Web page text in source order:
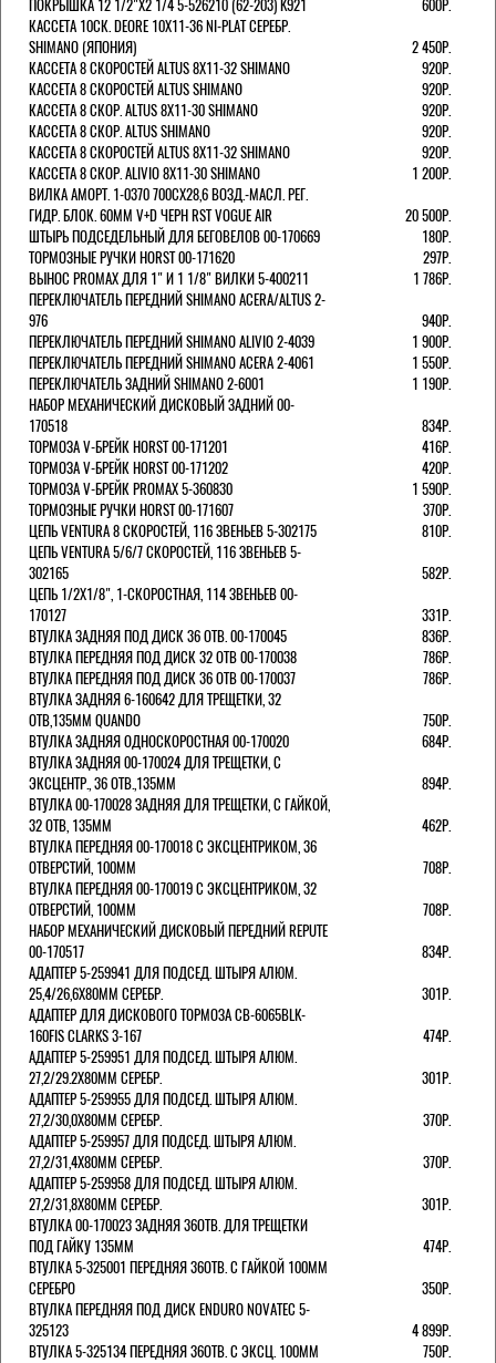
ПОКРЫШКА 12 1/2"Х2 1/4 5-526210 (62-203) K921
600Р.
КАССЕТА 10СК. DEORE 10Х11-36 NI-PLAT СЕРЕБР.
SHIMANO (ЯПОНИЯ)
2 450Р.
КАССЕТА 8 СКОРОСТЕЙ ALTUS 8Х11-32 SHIMANO
920Р.
КАССЕТА 8 СКОРОСТЕЙ ALTUS SHIMANO
920Р.
КАССЕТА 8 СКОР. ALTUS 8Х11-30 SHIMANO
920Р.
КАССЕТА 8 СКОР. ALTUS SHIMANO
920Р.
КАССЕТА 8 СКОРОСТЕЙ ALTUS 8Х11-32 SHIMANO
920Р.
КАССЕТА 8 СКОР. ALIVIO 8Х11-30 SHIMANO
1 200Р.
ВИЛКА АМОРТ. 1-0370 700СХ28,6 ВОЗД.-МАСЛ. РЕГ.
ГИДР. БЛОК. 60ММ V+D ЧЕРН RST VOGUE AIR
20 500Р.
ШТЫРЬ ПОДСЕДЕЛЬНЫЙ ДЛЯ БЕГОВЕЛОВ 00-170669
180Р.
ТОРМОЗНЫЕ РУЧКИ HORST 00-171620
297Р.
ВЫНОС PROMAX ДЛЯ 1" И 1 1/8" ВИЛКИ 5-400211
1 786Р.
ПЕРЕКЛЮЧАТЕЛЬ ПЕРЕДНИЙ SHIMANO ACERA/ALTUS 2-
976
940Р.
ПЕРЕКЛЮЧАТЕЛЬ ПЕРЕДНИЙ SHIMANO ALIVIO 2-4039
1 900Р.
ПЕРЕКЛЮЧАТЕЛЬ ПЕРЕДНИЙ SHIMANO ACERA 2-4061
1 550Р.
ПЕРЕКЛЮЧАТЕЛЬ ЗАДНИЙ SHIMANO 2-6001
1 190Р.
НАБОР МЕХАНИЧЕСКИЙ ДИСКОВЫЙ ЗАДНИЙ 00-
170518
834Р.
ТОРМОЗА V-БРЕЙК HORST 00-171201
416Р.
ТОРМОЗА V-БРЕЙК HORST 00-171202
420Р.
ТОРМОЗА V-БРЕЙК PROMAX 5-360830
1 590Р.
ТОРМОЗНЫЕ РУЧКИ HORST 00-171607
370Р.
ЦЕПЬ VENTURA 8 СКОРОСТЕЙ, 116 ЗВЕНЬЕВ 5-302175
810Р.
ЦЕПЬ VENTURA 5/6/7 СКОРОСТЕЙ, 116 ЗВЕНЬЕВ 5-
302165
582Р.
ЦЕПЬ 1/2Х1/8", 1-СКОРОСТНАЯ, 114 ЗВЕНЬЕВ 00-
170127
331Р.
ВТУЛКА ЗАДНЯЯ ПОД ДИСК 36 ОТВ. 00-170045
836Р.
ВТУЛКА ПЕРЕДНЯЯ ПОД ДИСК 32 ОТВ 00-170038
786Р.
ВТУЛКА ПЕРЕДНЯЯ ПОД ДИСК 36 ОТВ 00-170037
786Р.
ВТУЛКА ЗАДНЯЯ 6-160642 ДЛЯ ТРЕЩЕТКИ, 32
ОТВ,135ММ QUANDO
750Р.
ВТУЛКА ЗАДНЯЯ ОДНОСКОРОСТНАЯ 00-170020
684Р.
ВТУЛКА ЗАДНЯЯ 00-170024 ДЛЯ ТРЕЩЕТКИ, С
ЭКСЦЕНТР., 36 ОТВ.,135ММ
894Р.
ВТУЛКА 00-170028 ЗАДНЯЯ ДЛЯ ТРЕЩЕТКИ, С ГАЙКОЙ,
32 ОТВ, 135ММ
462Р.
ВТУЛКА ПЕРЕДНЯЯ 00-170018 С ЭКСЦЕНТРИКОМ, 36
ОТВЕРСТИЙ, 100ММ
708Р.
ВТУЛКА ПЕРЕДНЯЯ 00-170019 С ЭКСЦЕНТРИКОМ, 32
ОТВЕРСТИЙ, 100ММ
708Р.
НАБОР МЕХАНИЧЕСКИЙ ДИСКОВЫЙ ПЕРЕДНИЙ REPUTE
00-170517
834Р.
АДАПТЕР 5-259941 ДЛЯ ПОДСЕД. ШТЫРЯ АЛЮМ.
25,4/26,6Х80ММ СЕРЕБР.
301Р.
АДАПТЕР ДЛЯ ДИСКОВОГО ТОРМОЗА CB-6065BLK-
160FIS CLARKS 3-167
474Р.
АДАПТЕР 5-259951 ДЛЯ ПОДСЕД. ШТЫРЯ АЛЮМ.
27,2/29.2Х80ММ СЕРЕБР.
301Р.
АДАПТЕР 5-259955 ДЛЯ ПОДСЕД. ШТЫРЯ АЛЮМ.
27,2/30,0Х80ММ СЕРЕБР.
370Р.
АДАПТЕР 5-259957 ДЛЯ ПОДСЕД. ШТЫРЯ АЛЮМ.
27,2/31,4Х80ММ СЕРЕБР.
370Р.
АДАПТЕР 5-259958 ДЛЯ ПОДСЕД. ШТЫРЯ АЛЮМ.
27,2/31,8Х80ММ СЕРЕБР.
301Р.
ВТУЛКА 00-170023 ЗАДНЯЯ 36ОТВ. ДЛЯ ТРЕЩЕТКИ
ПОД ГАЙКУ 135ММ
474Р.
ВТУЛКА 5-325001 ПЕРЕДНЯЯ 36ОТВ. С ГАЙКОЙ 100ММ
СЕРЕБРО
350Р.
ВТУЛКА ПЕРЕДНЯЯ ПОД ДИСК ENDURO NOVATEC 5-
325123
4 899Р.
ВТУЛКА 5-325134 ПЕРЕДНЯЯ 36ОТВ. С ЭКСЦ. 100ММ
750Р.